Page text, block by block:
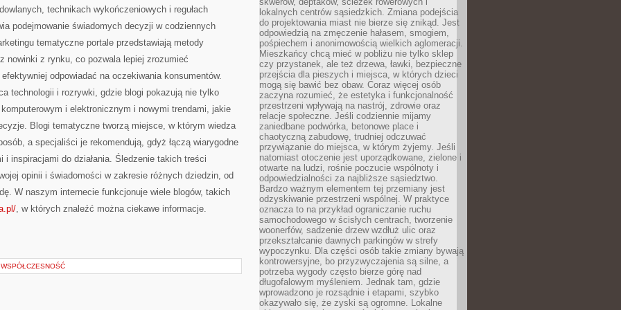
technikach wykończeniowych i regułach
podejmowanie świadomych decyzji w codziennych
tematyczne portale przedstawiają metody
nowinki z rynku, co pozwala lepiej zrozumieć
odpowiadać na oczekiwania konsumentów.
technologii i rozrywki, gdzie blogi pokazują nie tylko
i elektronicznym i nowymi trendami, jakie
Blogi tematyczne tworzą miejsce, w którym wiedza
a specjaliści je rekomendują, gdyż łączą wiarygodne
inspiracjami do działania. Śledzenie takich treści
opinii i świadomości w zakresie różnych dziedzin, od
W naszym internecie funkcjonuje wiele blogów, takich
, w których znaleźć można ciekawe informacje.
lokalnych centrów sąsiedzkich. Zmiana podejścia
do projektowania miast nie bierze się znikąd. Jest
odpowiedzią na zmęczenie hałasem, smogiem,
pośpiechem i anonimowością wielkich aglomeracji.
Mieszkańcy chcą mieć w pobliżu nie tylko sklep
czy przystanek, ale też drzewa, ławki, bezpieczne
przejścia dla pieszych i miejsca, w których dzieci
mogą się bawić bez obaw. Coraz więcej osób
zaczyna rozumieć, że estetyka i funkcjonalność
przestrzeni wpływają na nastrój, zdrowie oraz
relacje społeczne. Jeśli codziennie mijamy
zaniedbane podwórka, betonowe place i
chaotyczną zabudowę, trudniej odczuwać
przywiązanie do miejsca, w którym żyjemy. Jeśli
natomiast otoczenie jest uporządkowane, zielone i
otwarte na ludzi, rośnie poczucie wspólnoty i
odpowiedzialności za najbliższe sąsiedztwo.
Bardzo ważnym elementem tej przemiany jest
odzyskiwanie przestrzeni wspólnej. W praktyce
oznacza to na przykład ograniczanie ruchu
samochodowego w ścisłych centrach, tworzenie
woonerfów, sadzenie drzew wzdłuż ulic oraz
przekształcanie dawnych parkingów w strefy
wypoczynku. Dla części osób takie zmiany bywają
kontrowersyjne, bo przyzwyczajenia są silne, a
potrzeba wygody często bierze górę nad
długofalowym myśleniem. Jednak tam, gdzie
wprowadzono je rozsądnie i etapami, szybko
okazywało się, że zyski są ogromne. Lokalne